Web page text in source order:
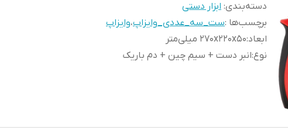
دسته‌بندی: ابزار دستی
برچسب‌ها :ست_سه_عددی_وایزاپ،وایزاپ
ابعاد:۲۷۰x۲۲۰x۵۰ میلی‌متر
نوع:انبر دست + سیم چین + دم باریک